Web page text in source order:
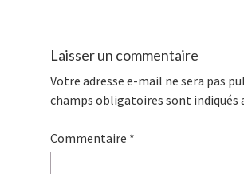
Laisser un commentaire
Votre adresse e-mail ne sera pas
champs obligatoires sont indiqués
Commentaire *